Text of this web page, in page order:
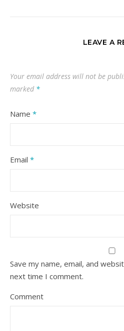
LEAVE A
Your email address will not be
marked *
Name *
Email *
Website
Save my name, email, and
next time I comment.
Comment